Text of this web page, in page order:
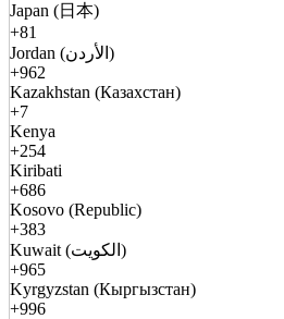
Japan (日本)
+81
Jordan (الأردن)
+962
Kazakhstan (Казахстан)
+7
Kenya
+254
Kiribati
+686
Kosovo (Republic)
+383
Kuwait (الكويت)
+965
Kyrgyzstan (Кыргызстан)
+996